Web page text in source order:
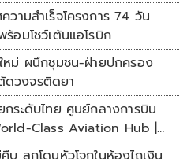
วามสำเร็จโครงการ 74 วัน
อมโชว์เต้นแอโรบิก
หม่ ผนึกชุมชน-ฝ่ายปกครอง
ดวงจรติดยา
กระดับไทย ศูนย์กลางการบิน
Class Aviation Hub |
ต์สุดสัปดาห์